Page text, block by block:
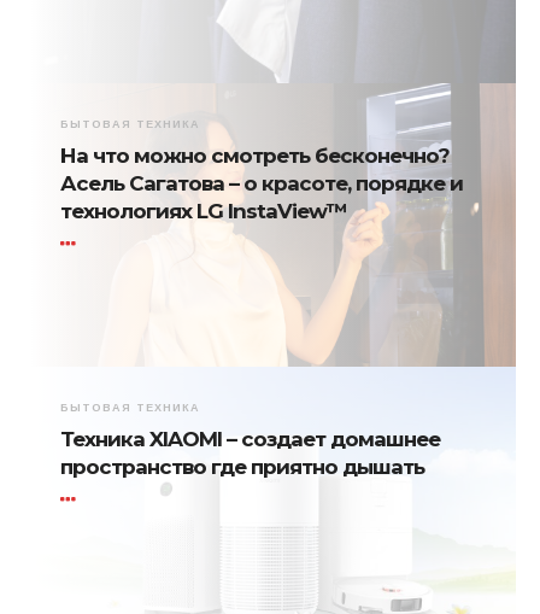
БЫТОВАЯ ТЕХНИКА
На что можно смотреть бесконечно?
Асель Сагатова – о красоте, порядке и
технологиях LG InstaView™
БЫТОВАЯ ТЕХНИКА
Техника XIAOMI – создает домашнее
пространство где приятно дышать